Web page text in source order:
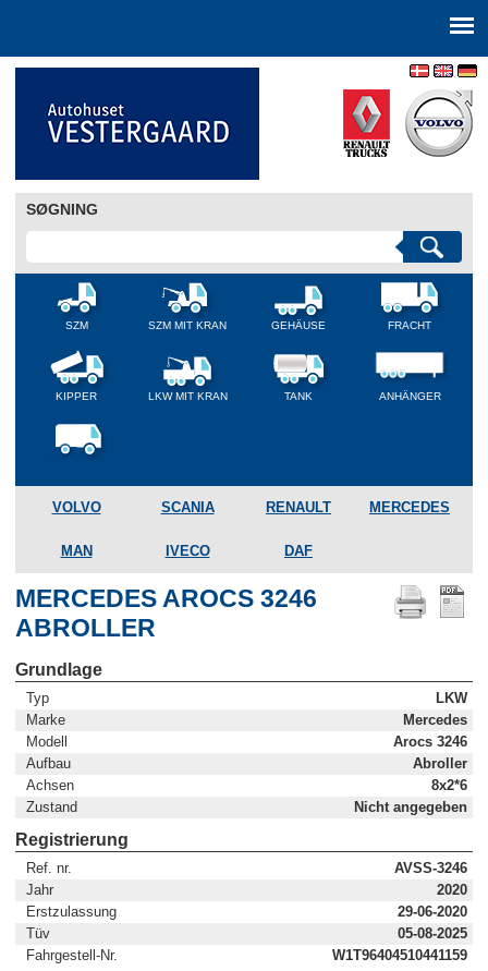
SØGNING
SZM SZM MIT KRAN GEHÄUSE FRACHT
KIPPER LKW MIT KRAN TANK ANHÄNGER
VOLVO SCANIA RENAULT MERCEDES
MAN IVECO DAF
MERCEDES AROCS 3246
ABROLLER
Grundlage
Typ
LKW
Marke
Mercedes
Modell
Arocs 3246
Aufbau
Abroller
Achsen
8x2*6
Zustand
Nicht angegeben
Registrierung
Ref. nr.
AVSS-3246
Jahr
2020
Erstzulassung
29-06-2020
Tüv
05-08-2025
Fahrgestell-Nr.
W1T96404510441159